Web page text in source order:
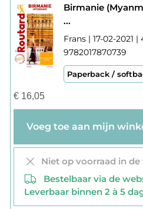
Birmanie
...
Frans | 17-02-2021
9782017870739
Paperback /
€16,05
Niet op voorraad in
Bestelbaar via de
Leverbaar binnen 2 à 5